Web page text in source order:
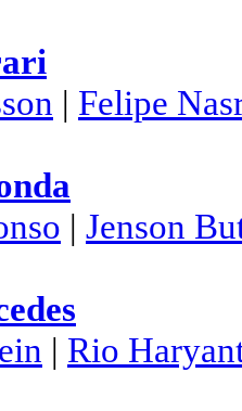
| Felipe
| Jenson
| Rio